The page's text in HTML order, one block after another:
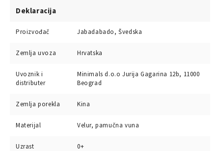
Deklaracija
Proizvođač Jabadabado, Švedska
Zemlja uvoza Hrvatska
Uvoznik i
distributer
Minimals d.o.o Jurija Gagarina 12b, 11000
Beograd
Zemlja porekla Kina
Materijal Velur, pamučna vuna
Uzrast 0+